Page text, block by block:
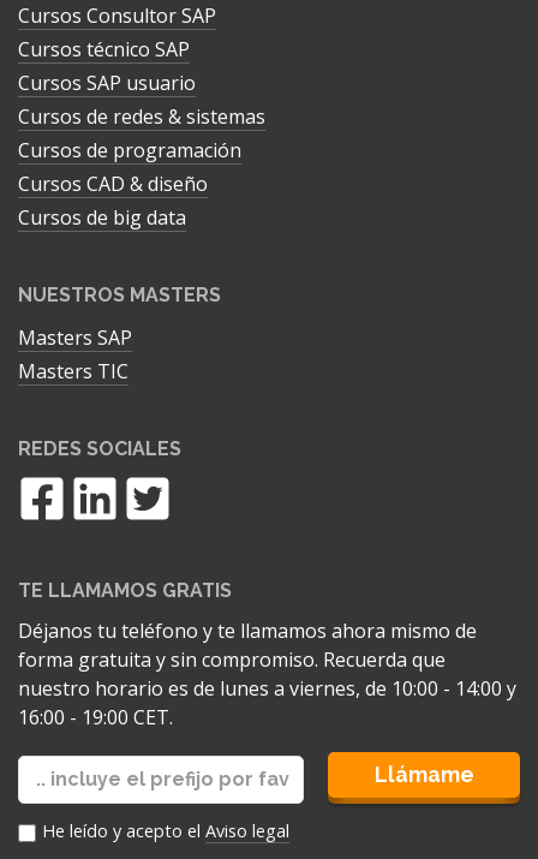
Cursos Consultor SAP
Cursos técnico SAP
Cursos SAP usuario
Cursos de redes & sistemas
Cursos de programación
Cursos CAD & diseño
Cursos de big data
NUESTROS MASTERS
Masters SAP
Masters TIC
REDES SOCIALES
TE LLAMAMOS GRATIS
Déjanos tu teléfono y te llamamos ahora mismo de
forma gratuita y sin compromiso. Recuerda que
nuestro horario es de lunes a viernes, de 10:00 - 14:00 y
16:00 - 19:00 CET.
Llámame
He leído y acepto el Aviso legal